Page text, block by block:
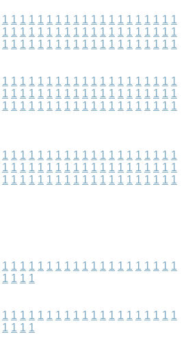
1 1 1 1 1 1 1 1 1 1 1 1 1 1 1 1 1 1 1 1
1 1 1 1 1 1 1 1 1 1 1 1 1 1 1 1 1 1 1 1
1 1 1 1 1 1 1 1 1 1 1 1 1 1 1 1 1 1 1 1
1 1 1 1 1 1 1 1 1 1 1 1 1 1 1 1 1 1 1 1
1 1 1 1 1 1 1 1 1 1 1 1 1 1 1 1 1 1 1 1
1 1 1 1 1 1 1 1 1 1 1 1 1 1 1 1 1 1 1 1
1 1 1 1 1 1 1 1 1 1 1 1 1 1 1 1 1 1 1 1
1 1 1 1 1 1 1 1 1 1 1 1 1 1 1 1 1 1 1 1
1 1 1 1 1 1 1 1 1 1 1 1 1 1 1 1 1 1 1 1
1 1 1 1 1 1 1 1 1 1 1 1 1 1 1 1 1 1 1 1
1 1 1 1
1 1 1 1 1 1 1 1 1 1 1 1 1 1 1 1 1 1 1 1
1 1 1 1